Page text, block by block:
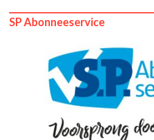
SP Abonneeservice